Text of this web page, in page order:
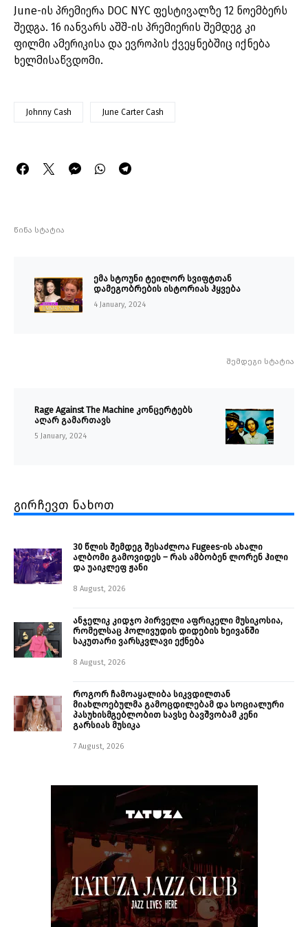
June-ის პრემიერა DOC NYC ფესტივალზე 12 ნოემბერს
შედგა. 16 იანვარს აშშ-ის პრემიერის შემდეგ კი
ფილმი ამერიკისა და ევროპის ქვეყნებშიც იქნება
ხელმისაწვდომი.
Johnny Cash June Carter Cash
წინა სტატია
ემა სტოუნი ტეილორ სვიფტთან
დამეგობრების ისტორიას ჰყვება
4 January, 2024
შემდეგი სტატია
Rage Against The Machine კონცერტებს
აღარ გამართავს
5 January, 2024
გირჩევთ ნახოთ
30 წლის შემდეგ შესაძლოა Fugees-ის ახალი
ალბომი გამოვიდეს – რას ამბობენ ლორენ ჰილი
და უაიკლეფ ჟანი
8 August, 2026
ანჯელიკ კიდჯო პირველი აფრიკელი მუსიკოსია,
რომელსაც ჰოლივუდის დიდების ხეივანში
საკუთარი ვარსკვლავი ექნება
8 August, 2026
როგორ ჩამოაყალიბა სიკვდილთან
მიახლოებულმა გამოცდილებამ და სოციალური
პასუხისმგებლობით სავსე ბავშვობამ კენი
გარსიას მუსიკა
7 August, 2026